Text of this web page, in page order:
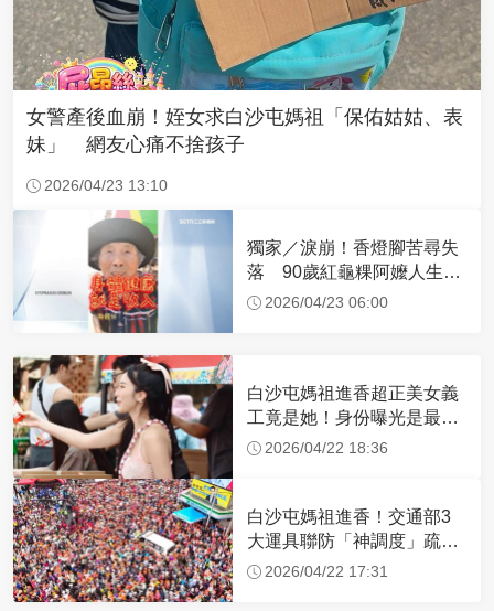
女警產後血崩！姪女求白沙屯媽祖「保佑姑姑、表
妹」 網友心痛不捨孩子
2026/04/23 13:10
獨家／淚崩！香燈腳苦尋失
落 90歲紅龜粿阿嬤人生謝
幕2026/04/23 06:00
白沙屯媽祖進香超正美女義
工竟是她！身份曝光是最美
禮生 一輩子不結婚
2026/04/22 18:36
白沙屯媽祖進香！交通部3
大運具聯防「神調度」疏運
32.1萬創新高
2026/04/22 17:31